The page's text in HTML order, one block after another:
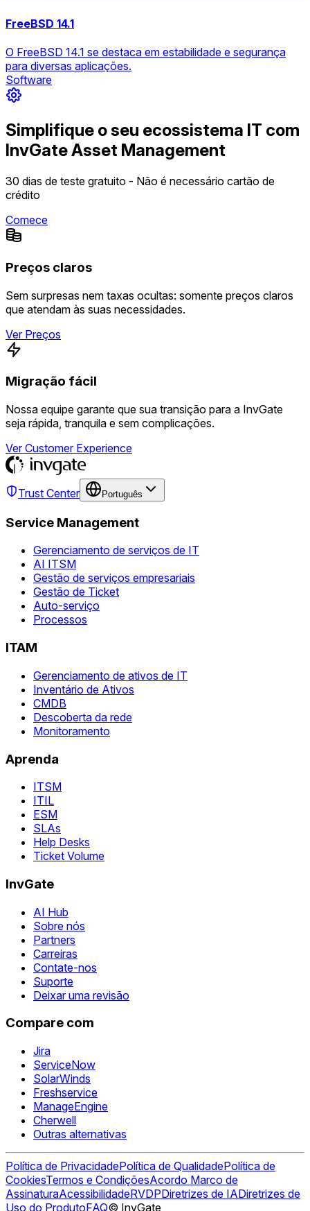
FreeBSD 14.1
O FreeBSD 14.1 se destaca em estabilidade e segurança
para diversas aplicações.
Software
Simplifique o seu ecossistema IT com
InvGate Asset Management
30 dias de teste gratuito - Não é necessário cartão de
crédito
Comece
Preços claros
Sem surpresas nem taxas ocultas: somente preços claros
que atendam às suas necessidades.
Ver Preços
Migração fácil
Nossa equipe garante que sua transição para a InvGate
seja rápida, tranquila e sem complicações.
Ver Customer Experience
Trust Center Português
Service Management
Gerenciamento de serviços de IT
AI ITSM
Gestão de serviços empresariais
Gestão de Ticket
Auto-serviço
Processos
ITAM
Gerenciamento de ativos de IT
Inventário de Ativos
CMDB
Descoberta da rede
Monitoramento
Aprenda
ITSM
ITIL
ESM
SLAs
Help Desks
Ticket Volume
InvGate
AI Hub
Sobre nós
Partners
Carreiras
Contate-nos
Suporte
Deixar uma revisão
Compare com
Jira
ServiceNow
SolarWinds
Freshservice
ManageEngine
Cherwell
Outras alternativas
Política de PrivacidadePolítica de QualidadePolítica de
CookiesTermos e CondiçõesAcordo Marco de
AssinaturaAcessibilidadeRVDPDiretrizes de IADiretrizes de
Uso do ProdutoFAQ© InvGate